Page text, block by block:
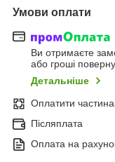
Умови оплати
Ви отримаєте
або гроші
Детальніше
Оплатити
Післяплата
Оплата на